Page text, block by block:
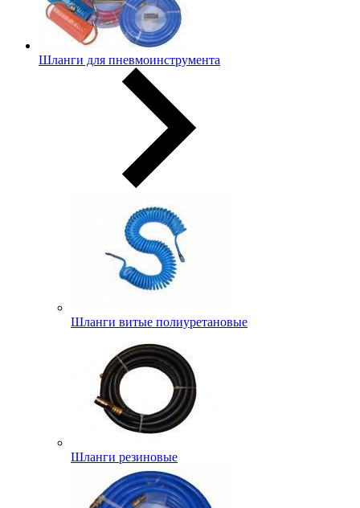
Шланги для пневмоинструмента
Шланги витые полиуретановые
Шланги резиновые